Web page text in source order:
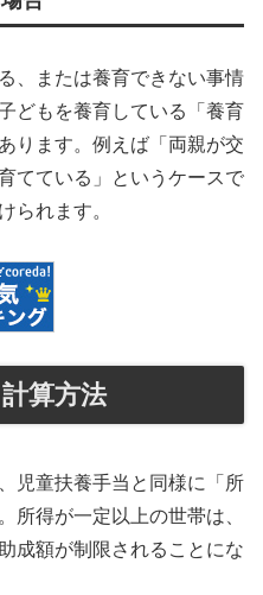
、または養育できない事情
どもを養育している「養育
ります。例えば「両親が交
てている」というケースで
られます。
算方法
児童扶養手当と同様に「所
所得が一定以上の世帯は、
成額が制限されることにな